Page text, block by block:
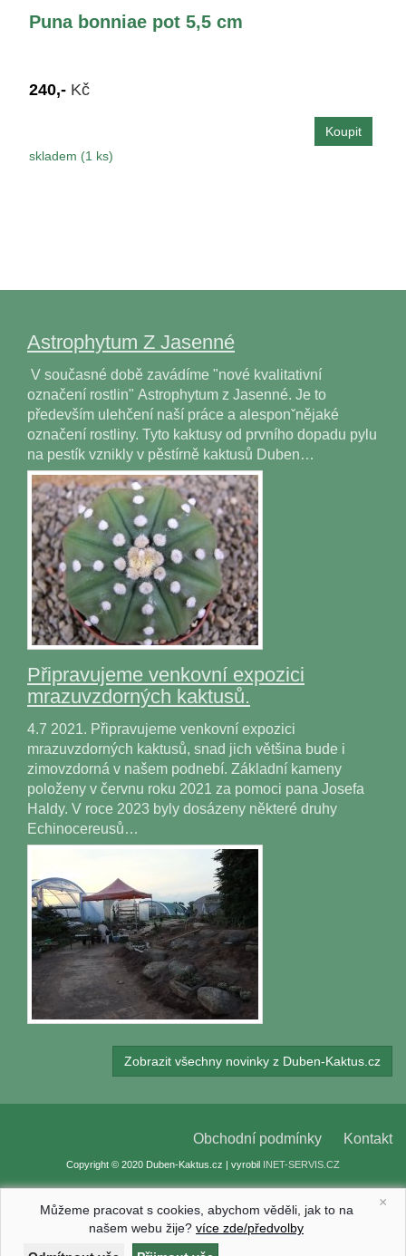
Puna bonniae pot 5,5 cm
240,- Kč
skladem (1 ks)
Astrophytum Z Jasenné
V současné době zavádíme "nové kvalitativní
označení rostlin" Astrophytum z Jasenné. Je to
především ulehčení naší práce a alesponˇnějaké
označení rostliny. Tyto kaktusy od prvního dopadu pylu
na pestík vznikly v pěstírně kaktusů Duben…
Připravujeme venkovní expozici
mrazuvzdorných kaktusů.
4.7 2021. Připravujeme venkovní expozici
mrazuvzdorných kaktusů, snad jich většina bude i
zimovzdorná v našem podnebí. Základní kameny
položeny v červnu roku 2021 za pomoci pana Josefa
Haldy. V roce 2023 byly dosázeny některé druhy
Echinocereusů…
Zobrazit všechny novinky z Duben-Kaktus.cz
Obchodní podmínky Kontakt
Copyright © 2020 Duben-Kaktus.cz | vyrobil INET-SERVIS.CZ
×
Můžeme pracovat s cookies, abychom věděli, jak to na
našem webu žije? více zde/předvolby